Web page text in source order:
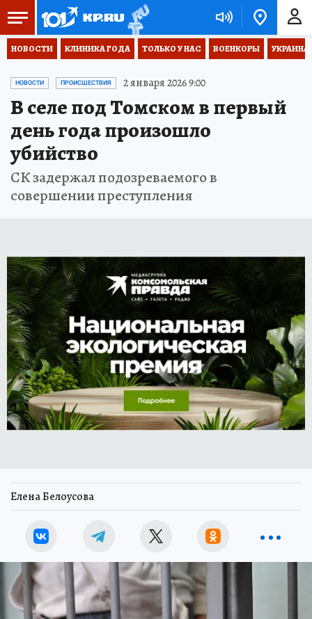
НОВОСТИ КЛИНИКА ГОДА ТОЛЬКО У НАС ВОЕНКОРЫ
НОВОСТИ ПРОИСШЕСТВИЯ 2 января 2026 9:00
В селе под Томском в первый
день года произошло
убийство
СК задержал подозреваемого в
совершении преступления
Елена Белоусова